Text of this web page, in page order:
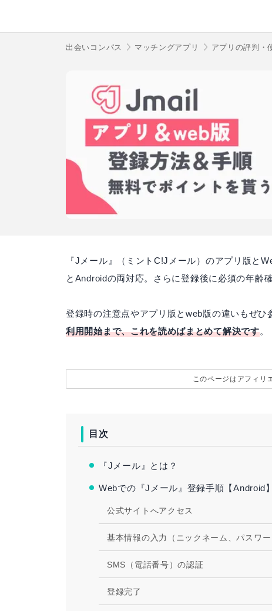
出会いコンパス マッチングアプリ アプリの評判・
『Jメール』（ミントC!Jメール）のアプリ版と
とAndroidの両対応。さらに登録後に必須の年齢
登録時の注意点やアプリ版とweb版の違いもぜひ
利用開始まで、これを読めばまとめて解決です。
このページはアフィリ
目次
『Jメール』とは？
Webでの『Jメール』登録手順【Android】
公式サイトへアクセス
基本情報の入力（ニックネーム、パスワー
SMS（電話番号）の認証
登録完了